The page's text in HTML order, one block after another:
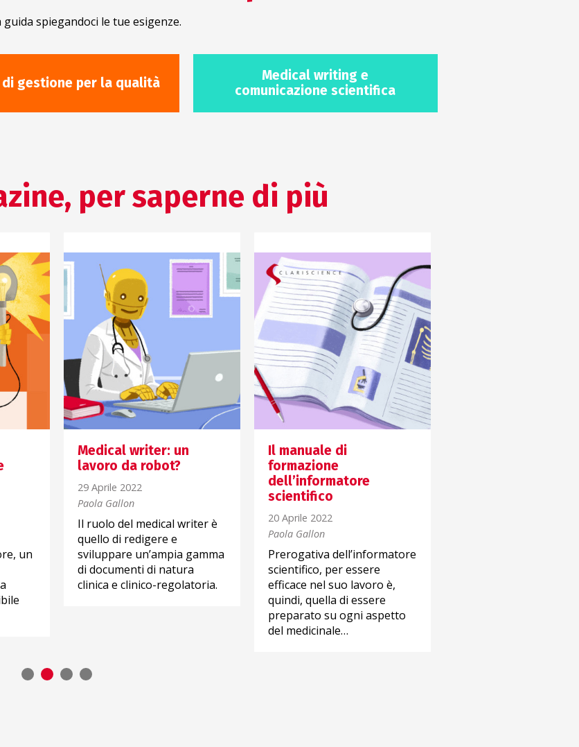
spiegandoci le tue esigenze.
di gestione per la qualità
Medical writing e
comunicazione scientifica
per saperne di più
un
Medical writer: un
lavoro da robot?
29 Aprile 2022
Paola Gallon
Il ruolo del medical writer è
quello di redigere e
sviluppare un’ampia gamma
di documenti di natura
clinica e clinico-regolatoria.
Il manuale di
formazione
dell’informatore
scientifico
20 Aprile 2022
Paola Gallon
Prerogativa dell’informatore
scientifico, per essere
efficace nel suo lavoro è,
quindi, quella di essere
preparato su ogni aspetto
del medicinale…